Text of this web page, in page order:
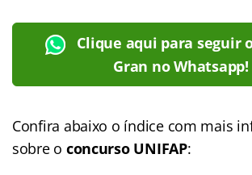
Clique aqui para seguir
Gran no Whatsapp!
Confira abaixo o índice com mais
sobre o concurso UNIFAP: